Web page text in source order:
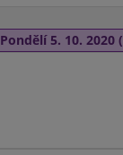
Pondělí 5. 10. 2020